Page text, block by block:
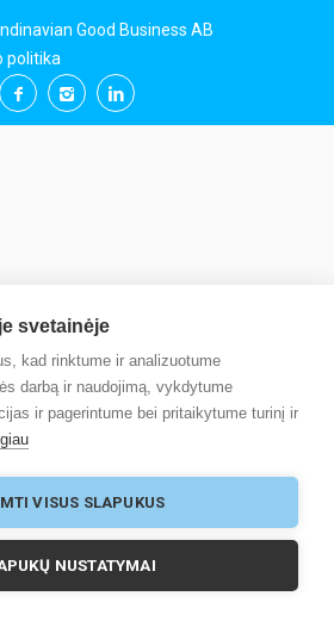
Good Business AB
politika
svetainėje
kad rinktume ir analizuotume
darbą ir naudojimą, vykdytume
ir pagerintume bei pritaikytume turinį ir
VISUS SLAPUKUS
NUSTATYMAI